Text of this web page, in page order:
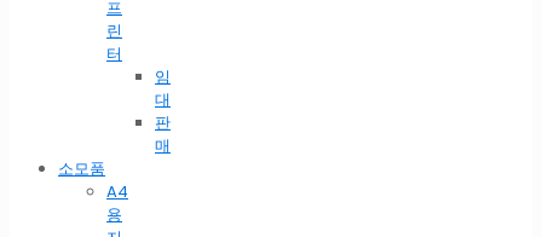
프
린
터
임
대
판
매
소모품
A4
용